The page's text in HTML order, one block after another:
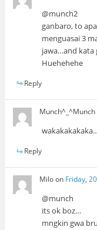
@munch2
ganbaro, to
menguasai 3
jawa…and kata
Huehehehe
Reply
Munch^_^Munch
Reply
Miloon Friday,
@munch
its ok boz…
mngkin gwa